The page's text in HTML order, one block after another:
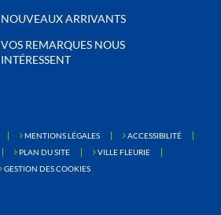
NOUVEAUX ARRIVANTS
VOS REMARQUES NOUS
INTÉRESSENT
MENTIONS LÉGALES
ACCESSIBILITÉ
PLAN DU SITE
VILLE FLEURIE
GESTION DES COOKIES